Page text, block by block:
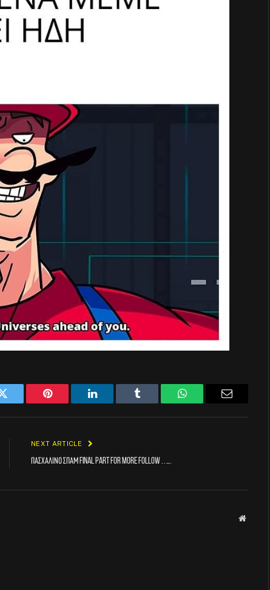
Twitter Pinterest LinkedIn Tumblr WhatsAppEmail
NEXT ARTICLE
Πασχαλινό σπαμ final part For more follow . . ….